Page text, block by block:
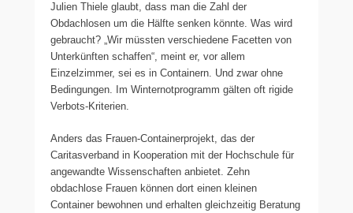
Julien Thiele glaubt, dass man die Zahl der
Obdachlosen um die Hälfte senken könnte. Was wird
gebraucht? „Wir müssten verschiedene Facetten von
Unterkünften schaffen“, meint er, vor allem
Einzelzimmer, sei es in Containern. Und zwar ohne
Bedingungen. Im Winternotprogramm gälten oft rigide
Verbots-Kriterien.
Anders das Frauen-Containerprojekt, das der
Caritasverband in Kooperation mit der Hochschule für
angewandte Wissenschaften anbietet. Zehn
obdachlose Frauen können dort einen kleinen
Container bewohnen und erhalten gleichzeitig Beratung